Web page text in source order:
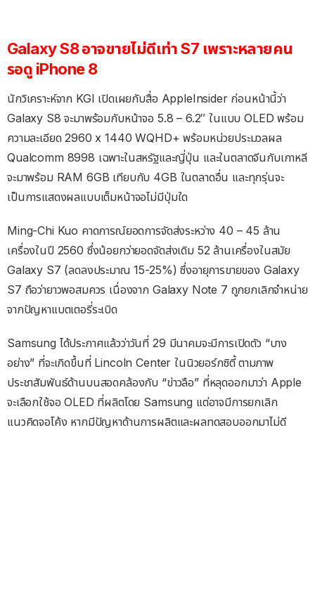
Galaxy S8 อาจขายไม่ดีเท่า S7 เพราะหลายคน
รอดู iPhone 8
นักวิเคราะห์จาก KGI เปิดเผยกับสื่อ AppleInsider ก่อนหน้านี้ว่า
Galaxy S8 จะมาพร้อมกับหน้าจอ 5.8 – 6.2″ ในแบบ OLED พร้อม
ความละเอียด 2960 x 1440 WQHD+ พร้อมหน่วยประมวลผล
Qualcomm 8998 เฉพาะในสหรัฐและญี่ปุ่น และในตลาดจีนกับเกาหลี
จะมาพร้อม RAM 6GB เทียบกับ 4GB ในตลาดอื่น และทุกรุ่นจะ
เป็นการแสดงผลแบบเต็มหน้าจอไม่มีปุ่มใด
Ming-Chi Kuo คาดการณ์ยอดการจัดส่งระหว่าง 40 – 45 ล้าน
เครื่องในปี 2560 ซึ่งน้อยกว่ายอดจัดส่งเดิม 52 ล้านเครื่องในสมัย
Galaxy S7 (ลดลงประมาณ 15-25%) ซึ่งอายุการขายของ Galaxy
S7 ถือว่ายาวพอสมควร เนื่องจาก Galaxy Note 7 ถูกยกเลิกจำหน่าย
จากปัญหาแบตเตอรี่ระเบิด
Samsung ได้ประกาศแล้วว่าวันที่ 29 มีนาคมจะมีการเปิดตัว “บาง
อย่าง” ที่จะเกิดขึ้นที่ Lincoln Center ในนิวยอร์กซิตี้ ตามภาพ
ประชาสัมพันธ์ด้านบนสอดคล้องกับ “ข่าวลือ” ที่หลุดออกมาว่า Apple
จะเลือกใช้จอ OLED ที่ผลิตโดย Samsung แต่อาจมีการยกเลิก
แนวคิดจอโค้ง หากมีปัญหาด้านการผลิตและผลทดสอบออกมาไม่ดี